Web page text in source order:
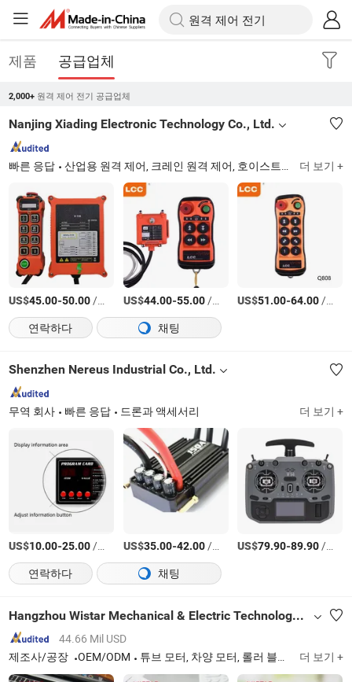
제품 공급업체
2,000+ 원격 제어 전기 공급업체
Nanjing Xiading Electronic Technology Co., Ltd.
빠른 응답 산업용 원격 제어, 크레인 원격 제어, 호이스트 원격 제어, 무선 원격 제어, 라디오 원격 제어, 포크리프트 원격 제어, 트럭 원격 제어, 트레일러 원격 제어, 콘크리트 펌프 원격 제어, 리프팅 원격 제어 더 보기 +
US$45.00-50.00/세트 US$44.00-55.00/세트 US$51.00-64.00/세트
연락하다
채팅
Shenzhen Nereus Industrial Co., Ltd.
무역 회사 빠른 응답 드론과 액세서리 더 보기 +
US$10.00-25.00/상품 US$35.00-42.00/상품 US$79.90-89.90/상품
연락하다
채팅
Hangzhou Wistar Mechanical & Electric Technology Co., Ltd.
44.66 Mil USD
제조사/공장
OEM/ODM 튜브 모터, 차양 모터, 롤러 블라인드, 리모컨, 롤러 셔터 더 보기 +